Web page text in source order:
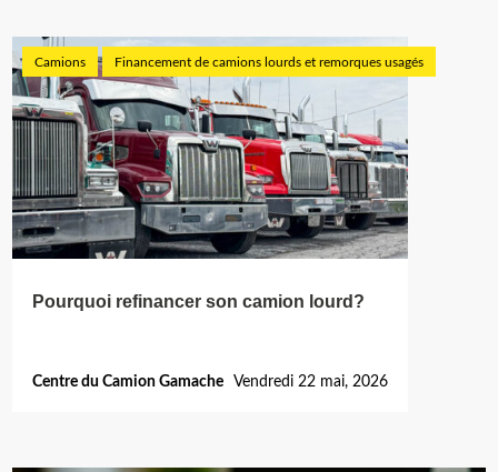
Camions Financement de camions lourds et remorques usagés
Pourquoi refinancer son camion lourd?
Centre du Camion Gamache Vendredi 22 mai, 2026